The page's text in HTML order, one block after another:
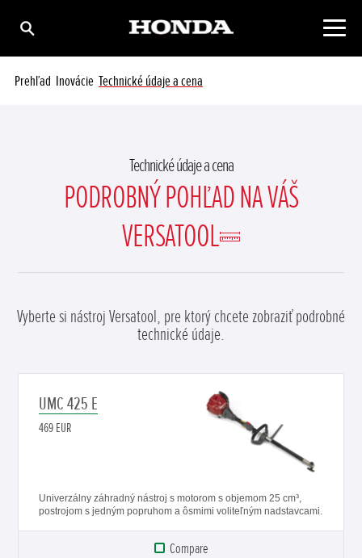
Prehľad Inovácie Technické údaje a cena
Technické údaje a cena
PODROBNÝ POHĽAD NA VÁŠ
VERSATOOL
Vyberte si nástroj Versatool, pre ktorý chcete zobraziť podrobné
technické údaje.
UMC 425 E
469 EUR
Univerzálny záhradný nástroj s motorom s objemom 25 cm³,
postrojom s jedným popruhom a ôsmimi voliteľným nadstavcami.
Compare